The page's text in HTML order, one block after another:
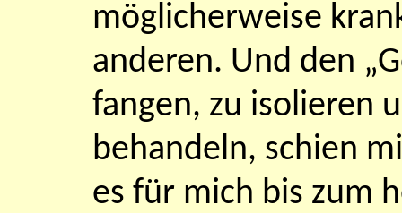
möglicherweise
anderen. Und den
fangen, zu isolieren
behandeln, schien
es für mich bis zum